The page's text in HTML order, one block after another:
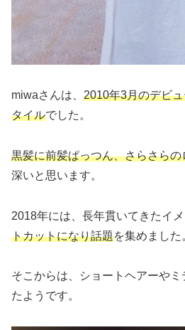
miwaさんは、 2010年3月のデビ
タイルでした。
黒髪に前髪ぱっつん、さらさら
深いと思います。
2018年には、長年貫いてきたイ
トカットになり話題を集めました
そこからは、ショートヘアーや
たようです。